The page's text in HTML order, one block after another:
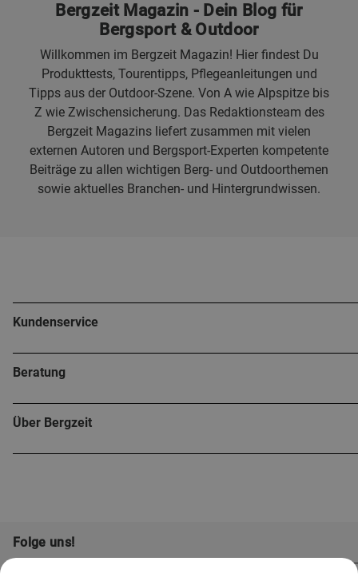
Bergzeit Magazin - Dein Blog für
Bergsport & Outdoor
Willkommen im Bergzeit Magazin! Hier findest Du
Produkttests, Tourentipps, Pflegeanleitungen und
Tipps aus der Outdoor-Szene. Von A wie Alpspitze bis
Z wie Zwischensicherung. Das Redaktionsteam des
Bergzeit Magazins liefert zusammen mit vielen
externen Autoren und Bergsport-Experten kompetente
Beiträge zu allen wichtigen Berg- und Outdoorthemen
sowie aktuelles Branchen- und Hintergrundwissen.
Kundenservice
Beratung
Über Bergzeit
Folge uns!